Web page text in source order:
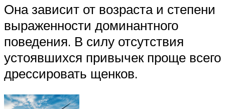
Она зависит от возраста и степени
выраженности доминантного
поведения. В силу отсутствия
устоявшихся привычек проще всего
дрессировать щенков.